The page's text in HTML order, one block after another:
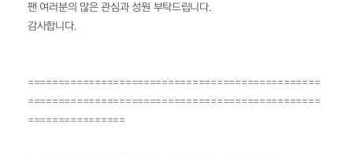
팬 여러분의 많은 관심과 성원 부탁드립니다.
감사합니다.
================================================
================================================
================